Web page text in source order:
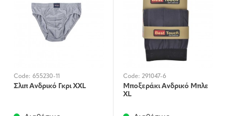
Code: 655230-11
Σλιπ Aνδρικό Γκρι XXL
Code: 291047-6
Μποξεράκι Ανδρικό Μπλε
XL